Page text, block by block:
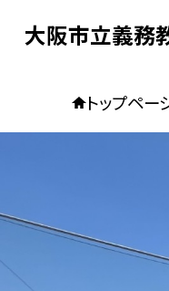
大阪市立義務
トップペー